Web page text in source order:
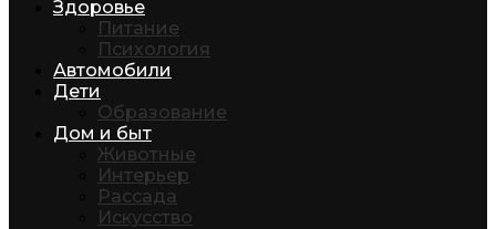
Здоровье
Питание
Психология
Автомобили
Дети
Образование
Дом и быт
Животные
Интерьер
Рассада
Искусство